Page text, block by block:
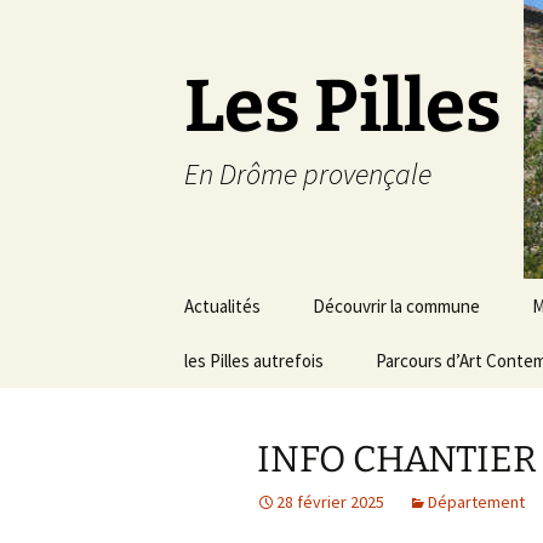
Les Pilles
En Drôme provençale
Aller
contenu
Actualités Découvrir la commune
Le mot du maire
Plans du village
les Pilles autrefois Parcours d’Art
INFO
28 février 2025 Département